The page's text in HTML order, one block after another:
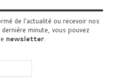
de l'actualité ou recevoir nos
minute, vous pouvez
newsletter.